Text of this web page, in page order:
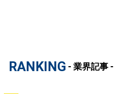
RANKING - 業界記事 -